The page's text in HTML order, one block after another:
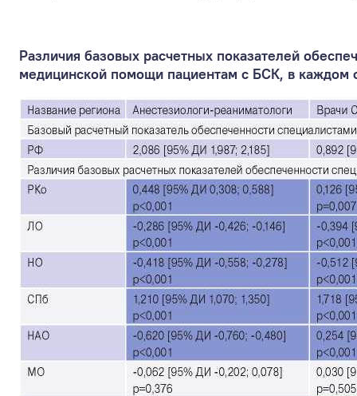
Различия базовых расчетных показателей
медицинской помощи пациентам с БСК, в